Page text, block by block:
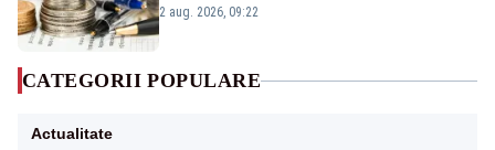
viitoare?
2 aug. 2026, 09:22
CATEGORII POPULARE
Actualitate